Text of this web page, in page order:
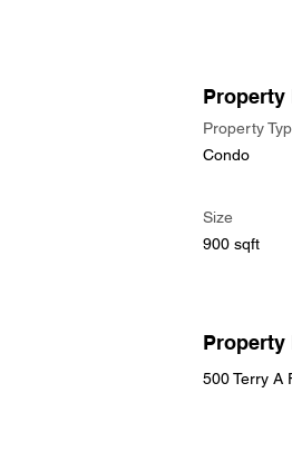
Property
Property
Condo
Size
900 sqft
Property
500 Terry A